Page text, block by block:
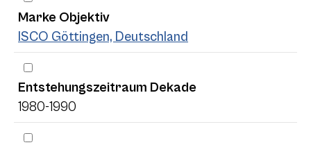
Marke Objektiv
ISCO Göttingen, Deutschland
Entstehungszeitraum Dekade
1980-1990